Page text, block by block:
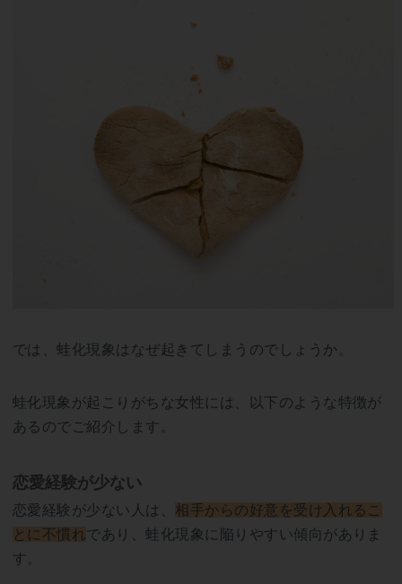
では、蛙化現象はなぜ起きてしまうのでしょうか。
蛙化現象が起こりがちな女性には、以下のような特徴が
あるのでご紹介します。
恋愛経験が少ない
恋愛経験が少ない人は、 相手からの好意を受け入れるこ
とに不慣れ であり、蛙化現象に陥りやすい傾向がありま
す。